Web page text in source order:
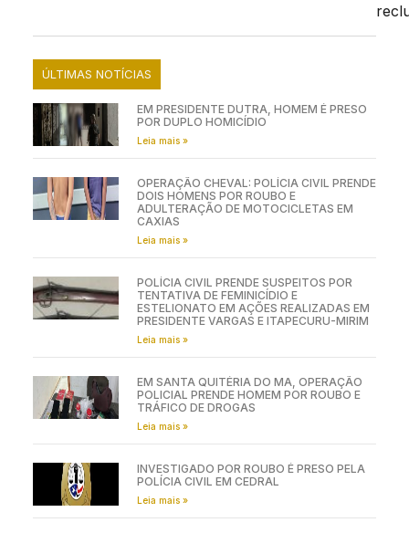
ÚLTIMAS NOTÍCIAS
EM PRESIDENTE DUTRA, HOMEM É PRESO
POR DUPLO HOMICÍDIO
Leia mais »
OPERAÇÃO CHEVAL: POLÍCIA CIVIL PRENDE
DOIS HOMENS POR ROUBO E
ADULTERAÇÃO DE MOTOCICLETAS EM
CAXIAS
Leia mais »
POLÍCIA CIVIL PRENDE SUSPEITOS POR
TENTATIVA DE FEMINICÍDIO E
ESTELIONATO EM AÇÕES REALIZADAS EM
PRESIDENTE VARGAS E ITAPECURU-MIRIM
Leia mais »
EM SANTA QUITÉRIA DO MA, OPERAÇÃO
POLICIAL PRENDE HOMEM POR ROUBO E
TRÁFICO DE DROGAS
Leia mais »
INVESTIGADO POR ROUBO É PRESO PELA
POLÍCIA CIVIL EM CEDRAL
Leia mais »